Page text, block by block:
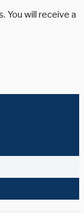
You will receive a